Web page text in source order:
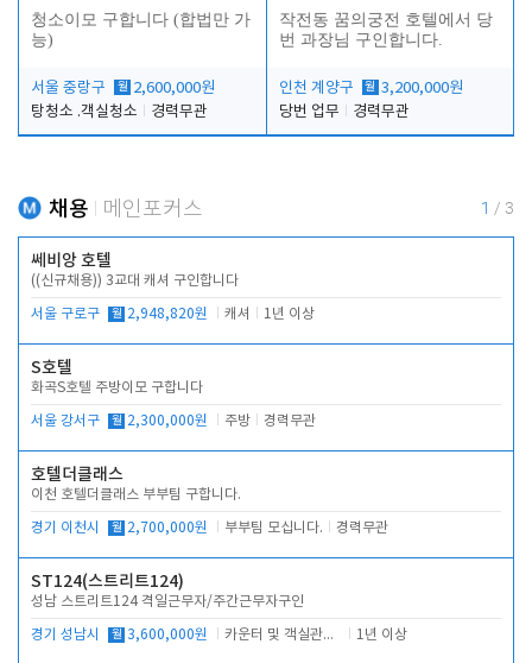
청소이모 구합니다 (합법만 가
능)
서울 중랑구 월 2,600,000원
탕청소 .객실청소
경력무관
작전동 꿈의궁전 호텔에서 당
번 과장님 구인합니다.
인천 계양구 월 3,200,000원
당번 업무
경력무관
채용 메인포커스 1 / 3
쎄비앙 호텔
((신규채용)) 3교대 캐셔 구인합니다
서울 구로구 월 2,948,820원 캐셔 1년 이상
S호텔
화곡S호텔 주방이모 구합니다
서울 강서구 월 2,300,000원 주방 경력무관
호텔더클래스
이천 호텔더클래스 부부팀 구합니다.
경기 이천시 월 2,700,000원 부부팀 모십니다. 경력무관
ST124(스트리트124)
성남 스트리트124 격일근무자/주간근무자구인
경기 성남시 월 3,600,000원 카운터 및 객실관리 전반 1년 이상